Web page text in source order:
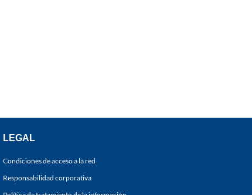
LEGAL
Condiciones de acceso a la red
Responsabilidad corporativa